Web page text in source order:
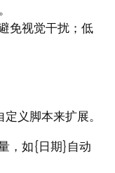
免视觉干扰；低
义脚本来扩展。
，如{日期}自动